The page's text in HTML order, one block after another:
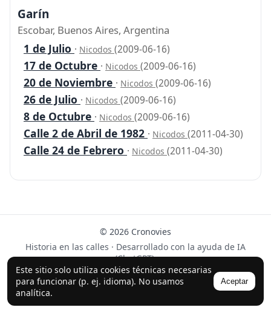
Este sitio solo utiliza cookies técnicas necesarias
para funcionar (p. ej. idioma). No usamos
analítica.
Aceptar
Garín
Escobar, Buenos Aires, Argentina
1 de Julio · Nicodos (2009-06-16)
17 de Octubre · Nicodos (2009-06-16)
20 de Noviembre · Nicodos (2009-06-16)
26 de Julio · Nicodos (2009-06-16)
8 de Octubre · Nicodos (2009-06-16)
Calle 2 de Abril de 1982 · Nicodos (2011-04-30)
Calle 24 de Febrero · Nicodos (2011-04-30)
© 2026 Cronovies
Historia en las calles · Desarrollado con la ayuda de IA
(ChatGPT).
Síguenos en Instagram